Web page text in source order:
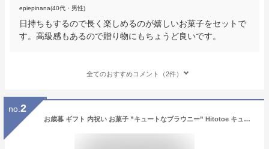
epiepinana(40代・男性)
日持ちもするので長く楽しめるのが嬉しいお菓子をセットで
す。高級感もあるので贈り物にもちょうど良いです。
全てのおすすめコメント（2件）
no. 2
お歳暮 ギフト 内祝い お菓子 ”キュートなブラウニー” Hitotoe キュートセレクション ひととえ 個包装 36個入り スイーツ 出産内祝い お返し 洋菓子 お祝い 結婚内祝い 写真 メッセージカード ブラウニー スティックケーキ スイーツ gws 送料無料 七五三内祝い